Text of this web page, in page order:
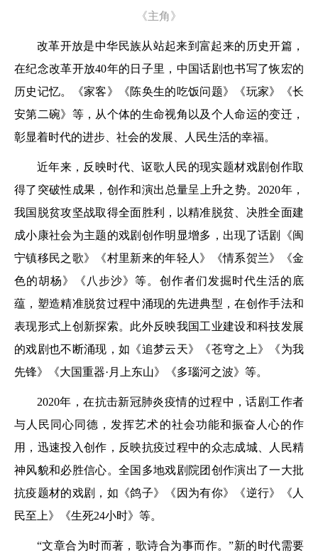
《主角》
改革开放是中华民族从站起来到富起来的历史开篇，
在纪念改革开放40年的日子里，中国话剧也书写了恢宏的
历史记忆。《家客》《陈奂生的吃饭问题》《玩家》《长
安第二碗》等，从个体的生命视角以及个人命运的变迁，
彰显着时代的进步、社会的发展、人民生活的幸福。
近年来，反映时代、讴歌人民的现实题材戏剧创作取
得了突破性成果，创作和演出总量呈上升之势。2020年，
我国脱贫攻坚战取得全面胜利，以精准脱贫、决胜全面建
成小康社会为主题的戏剧创作明显增多，出现了话剧《闽
宁镇移民之歌》《村里新来的年轻人》《情系贺兰》《金
色的胡杨》《八步沙》等。创作者们发掘时代生活的底
蕴，塑造精准脱贫过程中涌现的先进典型，在创作手法和
表现形式上创新探索。此外反映我国工业建设和科技发展
的戏剧也不断涌现，如《追梦云天》《苍穹之上》《为我
先锋》《大国重器·月上东山》《多瑙河之波》等。
2020年，在抗击新冠肺炎疫情的过程中，话剧工作者
与人民同心同德，发挥艺术的社会功能和振奋人心的作
用，迅速投入创作，反映抗疫过程中的众志成城、人民精
神风貌和必胜信心。全国多地戏剧院团创作演出了一大批
抗疫题材的戏剧，如《鸽子》《因为有你》《逆行》《人
民至上》《生死24小时》等。
“文章合为时而著，歌诗合为事而作。”新的时代需要